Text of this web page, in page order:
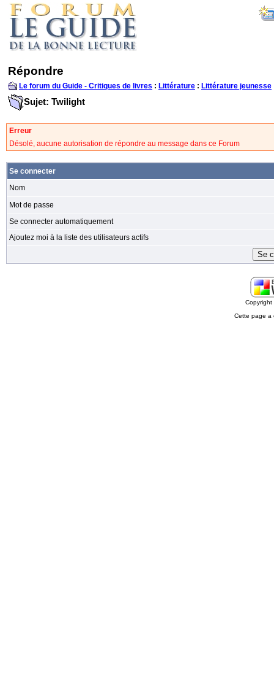
Répondre
Le forum du Guide - Critiques de livres : Littérature : Littérature jeunesse
Sujet: Twilight
Erreur
Désolé, aucune autorisation de répondre au message dans ce Forum
Se connecter
Nom
Mot de passe
Se connecter automatiquement
Ajoutez moi à la liste des utilisateurs actifs
Cette page a